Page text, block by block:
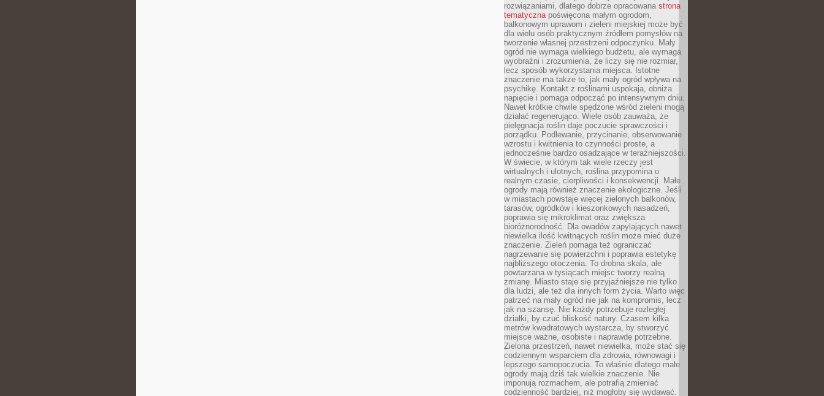
rozwiązaniami, dlatego dobrze opracowana strona
tematycznapoświęcona małym ogrodom,
balkonowym uprawom i zieleni miejskiej może być
dla wielu osób praktycznym źródłem pomysłów na
tworzenie własnej przestrzeni odpoczynku. Mały
ogród nie wymaga wielkiego budżetu, ale wymaga
wyobraźni i zrozumienia, że liczy się nie rozmiar,
lecz sposób wykorzystania miejsca. Istotne
znaczenie ma także to, jak mały ogród wpływa na
psychikę. Kontakt z roślinami uspokaja, obniża
napięcie i pomaga odpocząć po intensywnym dniu.
Nawet krótkie chwile spędzone wśród zieleni mogą
działać regenerująco. Wiele osób zauważa, że
pielęgnacja roślin daje poczucie sprawczości i
porządku. Podlewanie, przycinanie, obserwowanie
wzrostu i kwitnienia to czynności proste, a
jednocześnie bardzo osadzające w teraźniejszości.
W świecie, w którym tak wiele rzeczy jest
wirtualnych i ulotnych, roślina przypomina o
realnym czasie, cierpliwości i konsekwencji. Małe
ogrody mają również znaczenie ekologiczne. Jeśli
w miastach powstaje więcej zielonych balkonów,
tarasów, ogródków i kieszonkowych nasadzeń,
poprawia się mikroklimat oraz zwiększa
bioróżnorodność. Dla owadów zapylających nawet
niewielka ilość kwitnących roślin może mieć duże
znaczenie. Zieleń pomaga też ograniczać
nagrzewanie się powierzchni i poprawia estetykę
najbliższego otoczenia. To drobna skala, ale
powtarzana w tysiącach miejsc tworzy realną
zmianę. Miasto staje się przyjaźniejsze nie tylko
dla ludzi, ale też dla innych form życia. Warto więc
patrzeć na mały ogród nie jak na kompromis, lecz
jak na szansę. Nie każdy potrzebuje rozległej
działki, by czuć bliskość natury. Czasem kilka
metrów kwadratowych wystarcza, by stworzyć
miejsce ważne, osobiste i naprawdę potrzebne.
Zielona przestrzeń, nawet niewielka, może stać się
codziennym wsparciem dla zdrowia, równowagi i
lepszego samopoczucia. To właśnie dlatego małe
ogrody mają dziś tak wielkie znaczenie. Nie
imponują rozmachem, ale potrafią zmieniać
codzienność bardziej, niż mogłoby się wydawać.